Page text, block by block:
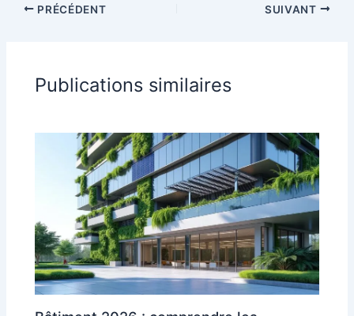
PRÉCÉDENT SUIVANT
Publications similaires